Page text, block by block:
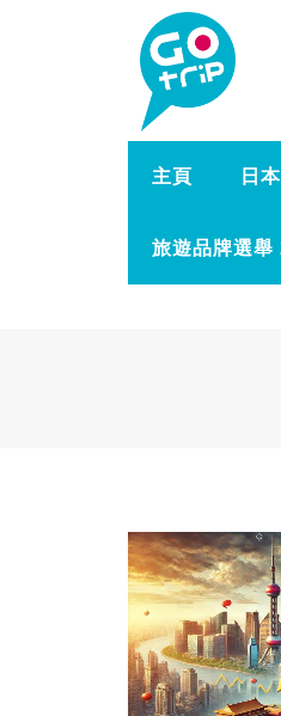
主頁 日本
旅遊品牌選舉